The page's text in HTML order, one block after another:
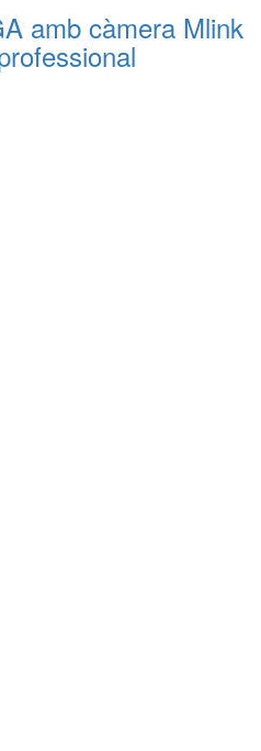
amb càmera Mlink